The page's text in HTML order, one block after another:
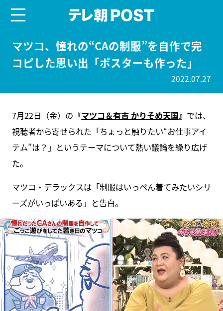
マツコ、憧れの“CAの制服”を自作で完
コピした思い出「ポスターも作った」
2022.07.27
7月22日（金）の 『マツコ＆有吉 かりそめ天国』 では、
視聴者から寄せられた「ちょっと触りたい“お仕事アイ
テム”は？」というテーマについて熱い議論を繰り広げ
た。
マツコ・デラックスは「制服はいっぺん着てみたいシリ
ーズがいっぱいある」と告白。